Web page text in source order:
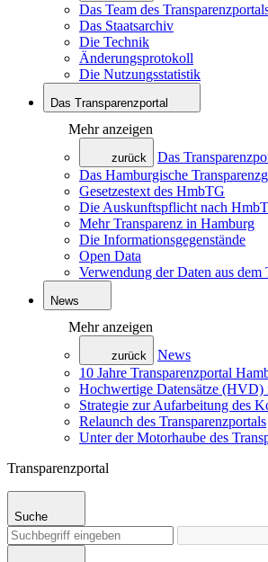
Das Team des
Das Staatsarchiv
Die Technik
Änderungsprotokoll
Die Nutzungsstatistik
Das Transparenzportal
Mehr anzeigen
zurück
Das
Das Hamburgische
Gesetzestext des HmbTG
Die Auskunftspflicht nach
Mehr Transparenz in Hamburg
Die Informationsgegenstände
Open Data
Verwendung der Daten aus dem
News
Mehr anzeigen
zurück
News
10 Jahre Transparenzportal
Hochwertige Datensätze (HVD)
Strategie zur Aufarbeitung des
Relaunch des Transparenzportals
Unter der Motorhaube des
Transparenzportal
Suche